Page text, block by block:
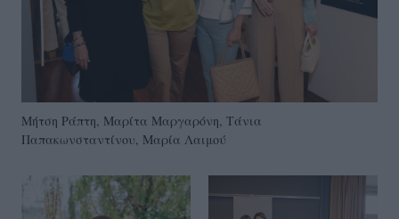
Μήτση Ράπτη, Μαρίτα Μαργαρόνη, Τάνια
Παπακωνσταντίνου, Μαρία Λαιμού